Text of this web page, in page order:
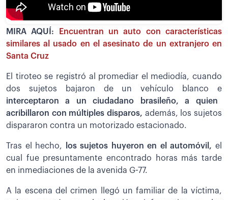
MIRA AQUÍ:
Encuentran un auto con características
similares al usado en el asesinato de un extranjero en
Santa Cruz
El tiroteo se registró al promediar el mediodía, cuando
dos sujetos bajaron de un vehículo blanco e
interceptaron a un ciudadano brasileño, a quien
acribillaron con múltiples disparos, además, los sujetos
dispararon contra un motorizado estacionado.
Tras el hecho, los sujetos huyeron en el automóvil,el
cual fue presuntamente encontrado horas más tarde
en inmediaciones de la avenida G-77.
A la escena del crimen llegó un familiar de la víctima,